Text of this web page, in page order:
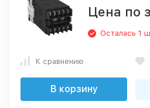
Цена по
Осталась 1
К сравнению
В корзину